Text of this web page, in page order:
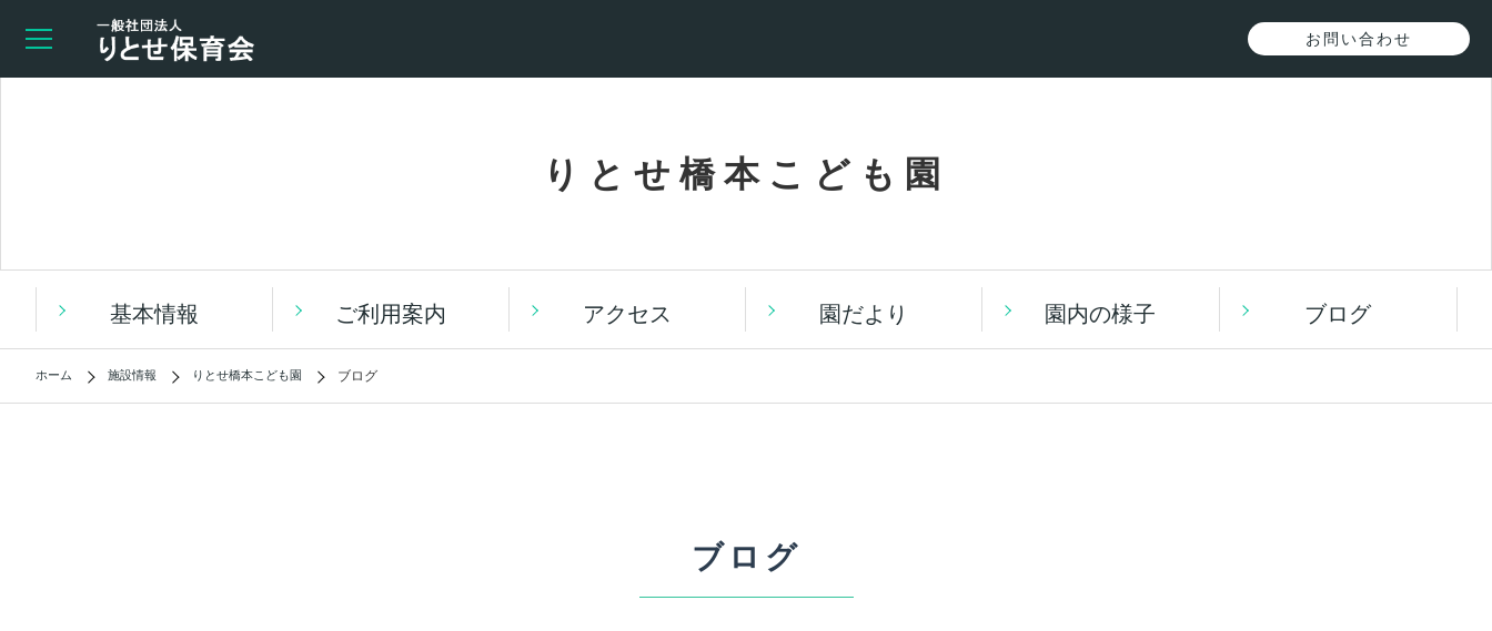
お問い合わせ
りとせ橋本こども園
基本情報 ご利用案内 アクセス 園だより 園内の様子 ブログ
ホーム 施設情報 りとせ橋本こども園 ブログ
ブログ